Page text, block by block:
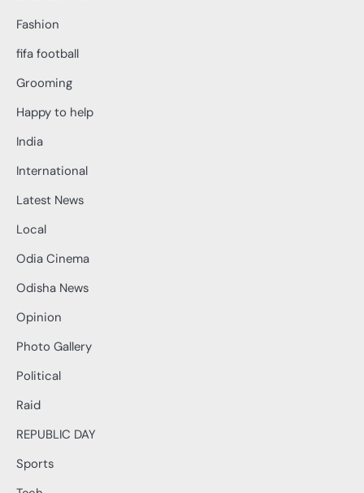
Fashion
fifa football
Grooming
Happy to help
India
International
Latest News
Local
Odia Cinema
Odisha News
Opinion
Photo Gallery
Political
Raid
REPUBLIC DAY
Sports